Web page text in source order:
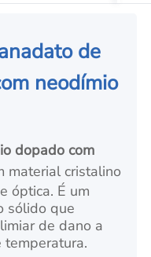
de
neodímio
dopado com
material cristalino
óptica. É um
sólido que
de dano a
temperatura.